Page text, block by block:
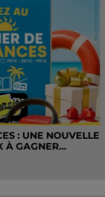
: UNE NOUVELLE
À GAGNER...